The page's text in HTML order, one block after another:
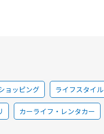
ョッピング ライフスタイル
カーライフ・レンタカー